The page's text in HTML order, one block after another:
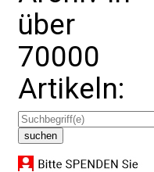
über
70000
Artikeln: